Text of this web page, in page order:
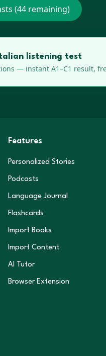
(44remaining)
listening test
— instant A1–C1 result,
Features
Personalized Stories
Podcasts
Language Journal
Flashcards
Import Books
Import Content
AI Tutor
Browser Extension